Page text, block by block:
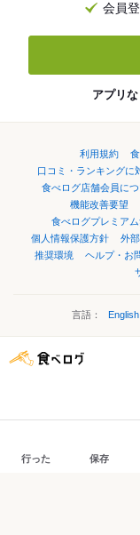
会員
アプリ
利用規約
口コミ・ランキングに
食べログ店舗会員に
機能改善要望
食べログプレミア
個人情報保護方針
外
推奨環境
ヘルプ・お
言語： English
行った 保存